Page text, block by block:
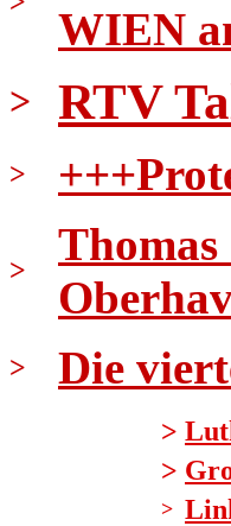
WIEN
> RTV
>
>
> Die
>
>
>